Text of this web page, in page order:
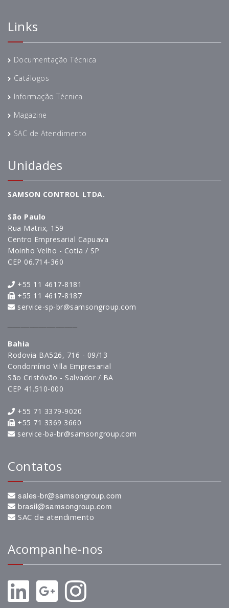
Links
Documentação Técnica
Catálogos
Informação Técnica
Magazine
SAC de Atendimento
Unidades
SAMSON CONTROL LTDA.
São Paulo
Rua Matrix, 159
Centro Empresarial Capuava
Moinho Velho - Cotia / SP
CEP 06.714-360
+55 11 4617-8181
+55 11 4617-8187
service-sp-br@samsongroup.com
Bahia
Rodovia BA526, 716 - 09/13
Condomínio Villa Empresarial
São Cristóvão - Salvador / BA
CEP 41.510-000
+55 71 3379-9020
+55 71 3369 3660
service-ba-br@samsongroup.com
Contatos
sales-br@samsongroup.com
brasil@samsongroup.com
SAC de atendimento
Acompanhe-nos